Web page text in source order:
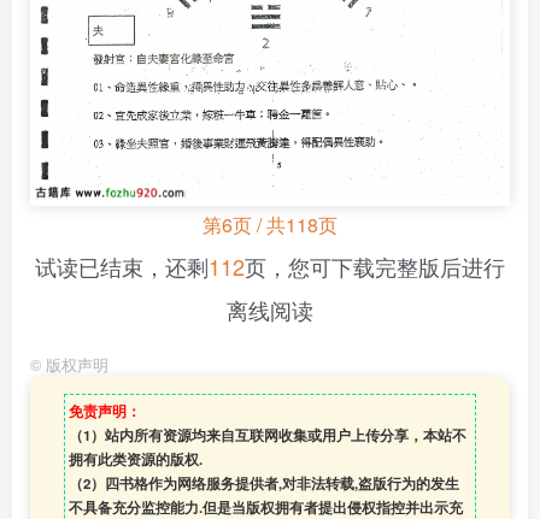
第6页 / 共118页
试读已结束，还剩112页，您可下载完整版后进行
离线阅读
© 版权声明
免责声明：
（1）站内所有资源均来自互联网收集或用户上传分享，本站不
拥有此类资源的版权.
（2）四书格作为网络服务提供者,对非法转载,盗版行为的发生
不具备充分监控能力.但是当版权拥有者提出侵权指控并出示充